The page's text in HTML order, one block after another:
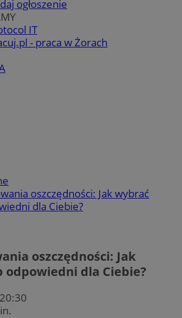
ogłoszenie
IT
- praca w Żorach
oszczędności: Jak wybrać
dla Ciebie?
oszczędności: Jak
odpowiedni dla Ciebie?